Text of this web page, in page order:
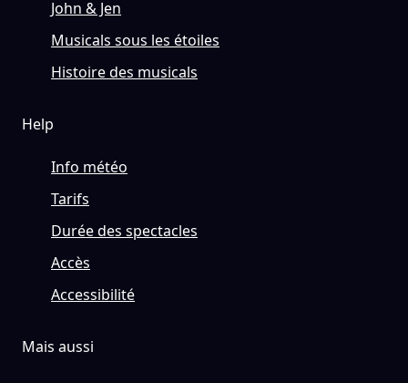
John & Jen
Musicals sous les étoiles
Histoire des musicals
Help
Info météo
Tarifs
Durée des spectacles
Accès
Accessibilité
Mais aussi